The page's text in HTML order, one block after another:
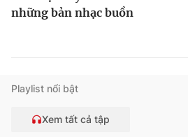
những bản nhạc buồn
Playlist nổi bật
Xem tất cả tập